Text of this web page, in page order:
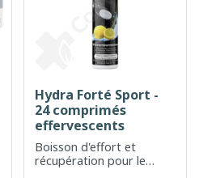
Hydra Forté Sport -
24 comprimés
effervescents
Boisson d'effort et
récupération pour le